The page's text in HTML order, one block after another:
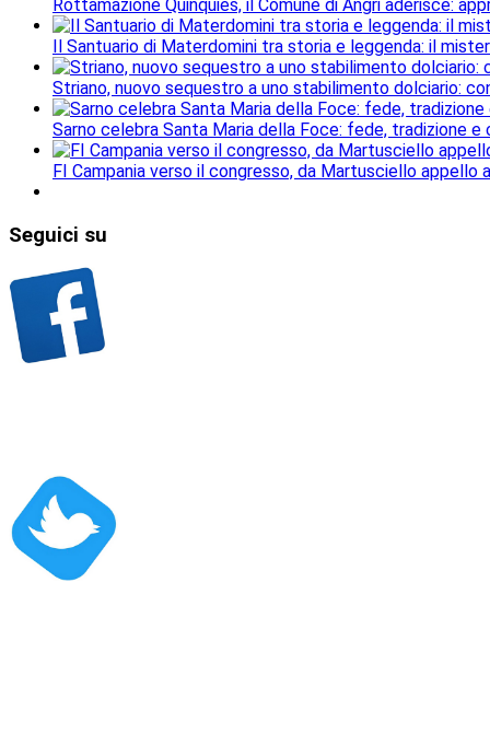
Rottamazione Quinquies, il Comune di Angri aderisce:
Il Santuario di Materdomini tra storia e leggenda: il
Striano, nuovo sequestro a uno stabilimento dolciario:
Sarno celebra Santa Maria della Foce: fede, tradizione
FI Campania verso il congresso, da Martusciello appello
Seguici su